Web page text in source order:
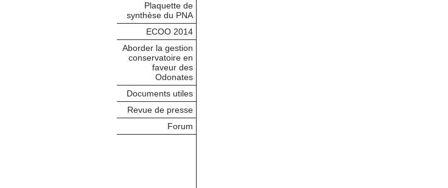
Plaquette de
synthèse du PNA
ECOO 2014
Aborder la gestion
conservatoire en
faveur des
Odonates
Documents utiles
Revue de presse
Forum